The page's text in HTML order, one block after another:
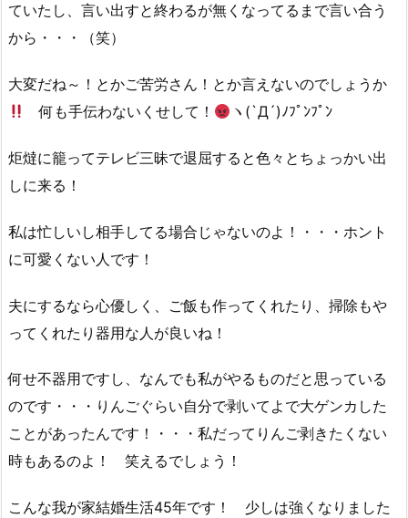
ていたし、言い出すと終わるが無くなってるまで言い合う
から・・・（笑）
大変だね～！とかご苦労さん！とか言えないのでしょうか
何も手伝わないくせして！
ヽ(`Д´)ﾉﾌﾟﾝﾌﾟﾝ
炬燵に籠ってテレビ三昧で退屈すると色々とちょっかい出
しに来る！
私は忙しいし相手してる場合じゃないのよ！・・・ホント
に可愛くない人です！
夫にするなら心優しく、ご飯も作ってくれたり、掃除もや
ってくれたり器用な人が良いね！
何せ不器用ですし、なんでも私がやるものだと思っている
のです・・・りんごぐらい自分で剥いてよで大ゲンカした
ことがあったんです！・・・私だってりんご剥きたくない
時もあるのよ！ 笑えるでしょう！
こんな我が家結婚生活45年です！ 少しは強くなりました